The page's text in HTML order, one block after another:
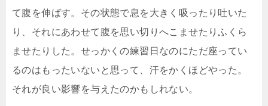
て腹を伸ばす。その状態で息を大きく吸ったり吐いた
り、それにあわせて腹を思い切りへこませたりふくら
ませたりした。せっかくの練習日なのにただ座ってい
るのはもったいないと思って、汗をかくほどやった。
それが良い影響を与えたのかもしれない。